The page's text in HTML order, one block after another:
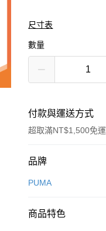
尺寸表
數量
付款與運送方式
超取滿NT$1,500免運
付款方式
信用卡一次付款
品牌
PUMA
商品特色